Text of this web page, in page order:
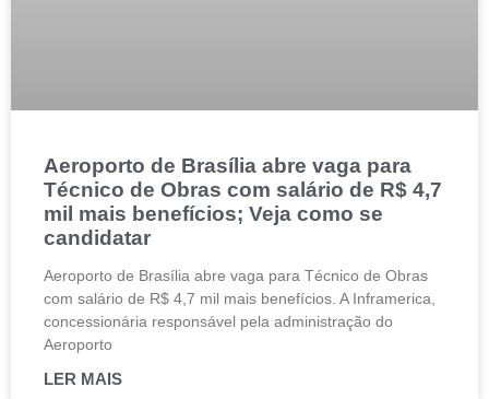
Aeroporto de Brasília abre vaga para
Técnico de Obras com salário de R$ 4,7
mil mais benefícios; Veja como se
candidatar
Aeroporto de Brasília abre vaga para Técnico de Obras
com salário de R$ 4,7 mil mais benefícios. A Inframerica,
concessionária responsável pela administração do
Aeroporto
LER MAIS